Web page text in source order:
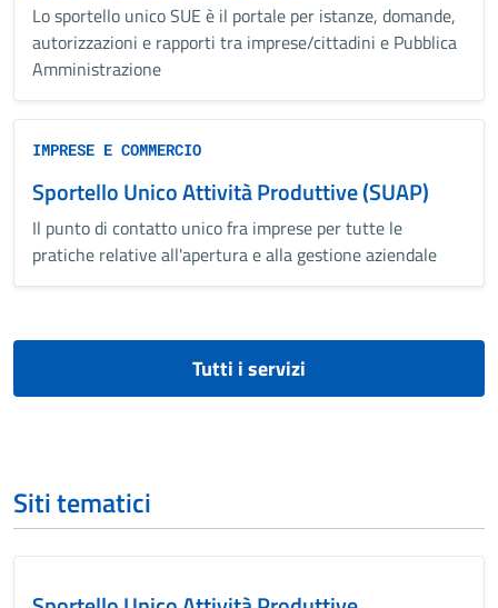
Lo sportello unico SUE è il portale per istanze, domande,
autorizzazioni e rapporti tra imprese/cittadini e Pubblica
Amministrazione
IMPRESE E COMMERCIO
Sportello Unico Attività Produttive (SUAP)
Il punto di contatto unico fra imprese per tutte le
pratiche relative all'apertura e alla gestione aziendale
Tutti i servizi
Siti tematici